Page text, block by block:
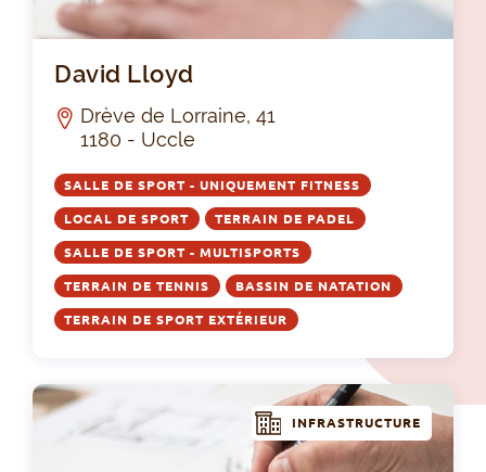
David Lloyd
Drève de Lorraine, 41
1180 - Uccle
SALLE DE SPORT - UNIQUEMENT FITNESS
LOCAL DE SPORT TERRAIN DE PADEL
SALLE DE SPORT - MULTISPORTS
TERRAIN DE TENNIS BASSIN DE NATATION
TERRAIN DE SPORT EXTÉRIEUR
INFRASTRUCTURE